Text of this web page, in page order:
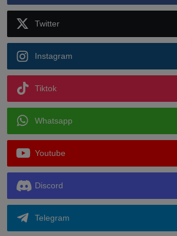
Twitter
Instagram
Tiktok
Whatsapp
Youtube
Discord
Telegram